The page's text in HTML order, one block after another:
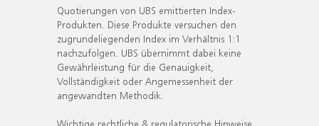
Quotierungen von UBS emittierten Index-
Produkten. Diese Produkte versuchen den
zugrundeliegenden Index im Verhältnis 1:1
nachzufolgen. UBS übernimmt dabei keine
Gewährleistung für die Genauigkeit,
Vollständigkeit oder Angemessenheit der
angewandten Methodik.